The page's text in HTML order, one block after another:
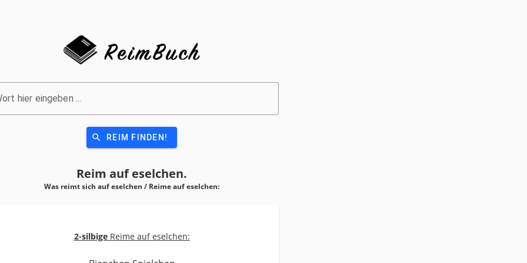
hier eingeben ...
search REIM FINDEN!
Reim aufeselchen.
Was reimt sich auf eselchen / Reime aufeselchen:
2-silbigeReime auf eselchen: